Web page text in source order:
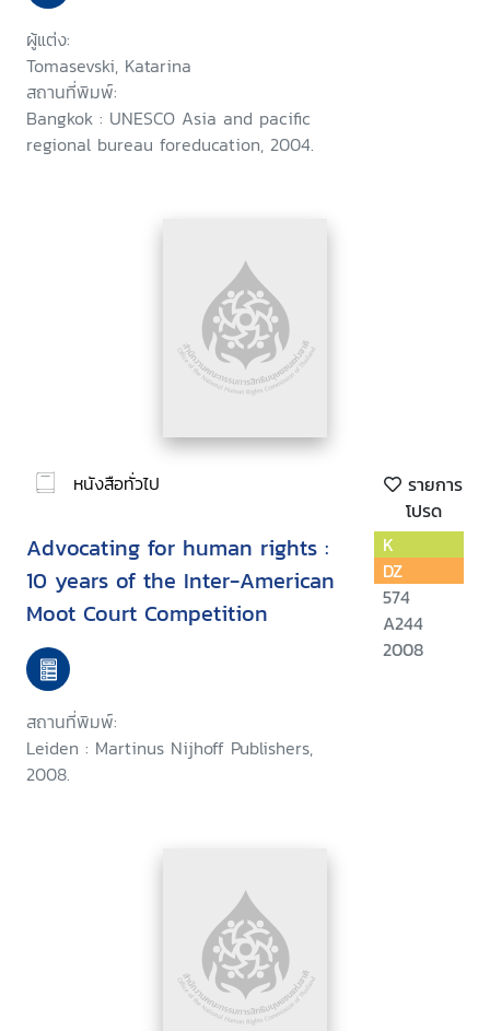
ผู้แต่ง:
Tomasevski, Katarina
สถานที่พิมพ์:
Bangkok : UNESCO Asia and pacific
regional bureau foreducation, 2004.
หนังสือทั่วไป
รายการ
โปรด
Advocating for human rights :
10 years of the Inter-American
Moot Court Competition
สถานที่พิมพ์:
Leiden : Martinus Nijhoff Publishers,
2008.
K
DZ
574
A244
2008